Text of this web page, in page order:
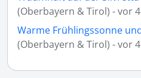
(Oberbayern & Tirol) - vor
Warme Frühlingssonne
(Oberbayern & Tirol) - vor